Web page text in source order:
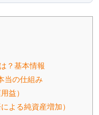
？基本情報
当の仕組み
益）
よる純資産増加）